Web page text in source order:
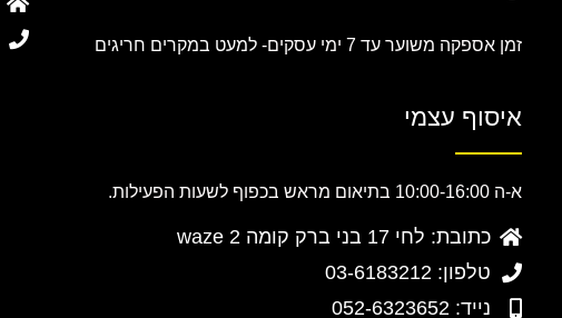
זמן אספקה משוער עד 7 ימי עסקים- למעט במקרים חריגים
איסוף עצמי
א-ה 10:00-16:00 בתיאום מראש בכפוף לשעות הפעילות.
כתובת: לחי 17 בני ברק קומה 2 waze
טלפון: 03-6183212
נייד: 052-6323652